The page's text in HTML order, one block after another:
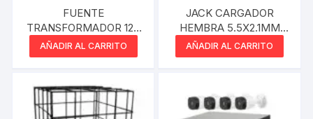
FUENTE
TRANSFORMADOR 12V
2A PLUG 2.1MM
MAXPOWER
AÑADIR AL CARRITO
JACK CARGADOR
HEMBRA 5.5X2.1MM
BORNERA X U.
AÑADIR AL CARRITO